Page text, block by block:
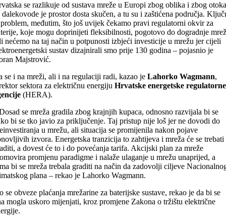
se razlikuje od sustava mreže u Europi zbog oblika i zbog
dalekovode je prostor dosta skučen, a tu su i zaštićena područja.
međutim, što još uvijek čekamo pravi regulatorni okvir za
koje mogu doprinijeti fleksibilnosti, pogotovo do dogradnje
nećemo na taj način u potpunosti izbjeći investicije u mrežu jer cijeli
sustav dizajnirali smo prije 130 godina – pojasnio je
Majstrović.
se i na mreži, ali i na regulaciji radi, kazao je Lahorko Wagmann,
sektora za električnu energiju Hrvatske energetske regulatorne
(HERA).
se mreža gradila zbog krajnjih kupaca, odnosno razvijala bi se
bi se tko javio za priključenje. Taj pristup nije loš jer ne dovodi do
u mrežu, ali situacija se promijenila nakon pojave
izvora. Energetska tranzicija to zahtijeva i mreža će se trebati
a dovest će to i do povećanja tarifa. Akcijski plan za mreže
promjenu paradigme i nalaže ulaganje u mrežu unaprijed, a
bi se mreža trebala graditi na način da zadovolji ciljeve
plana – rekao je Lahorko Wagmann.
se obveze plaćanja mrežarine za baterijske sustave, rekao je da bi se
mogla uskoro mijenjati, kroz promjene Zakona o tržištu električne